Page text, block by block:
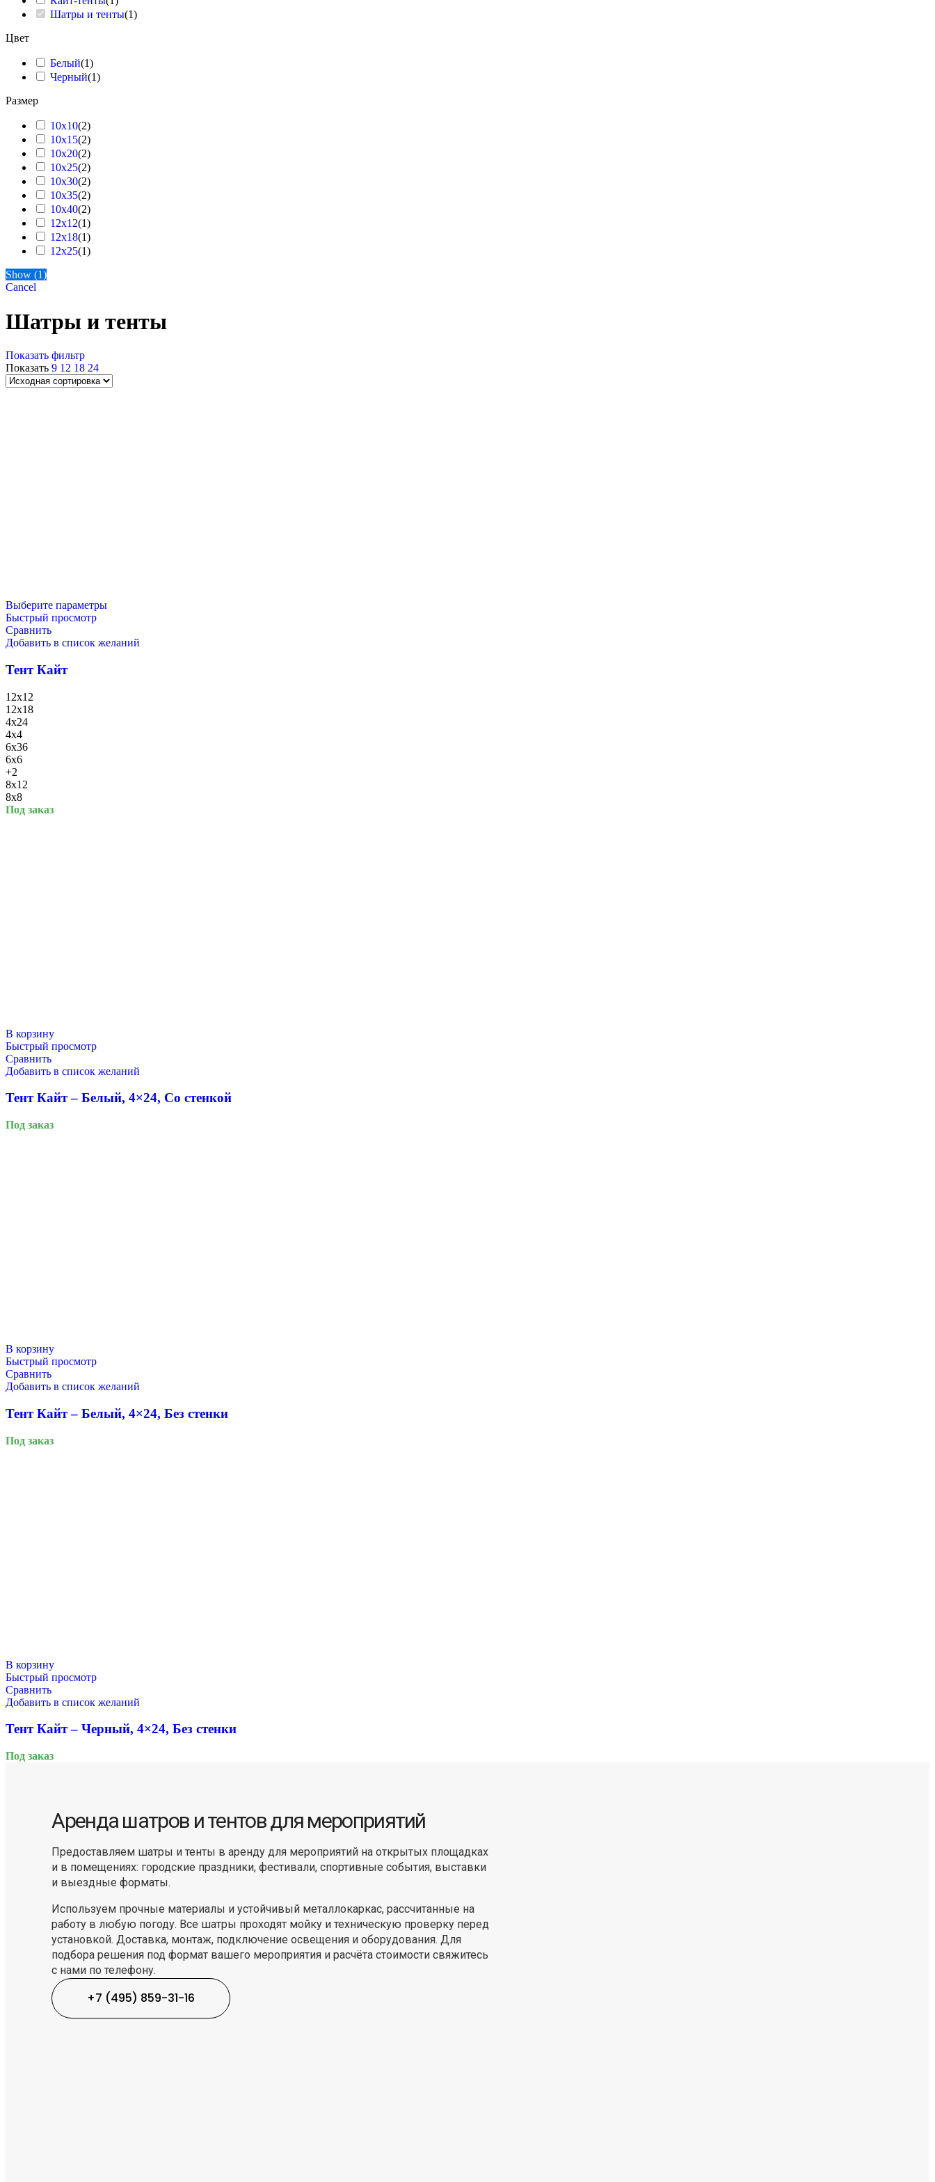
Шатры и тенты(1)
Цвет
Белый(1)
Черный(1)
Размер
10x10(2)
10x15(2)
10x20(2)
10x25(2)
10x30(2)
10x35(2)
10x40(2)
12x12(1)
12x18(1)
12x25(1)
4x4(1)
5x10
6x36(1)
6x6(1)
8x12(1)
Show (1)
Cancel
Шатры и тенты
Показать фильтр
Показать 9 12 18 24
Выберите параметры
Быстрый просмотр
Сравнить
Добавить в список желаний
Тент Кайт
12x12
12x18
4x24
4x4
6x36
6x6
+2
8x12
8x8
Под заказ
В корзину
Быстрый просмотр
Сравнить
Добавить в список желаний
Тент Кайт – Белый, 4×24, Со стенкой
Под заказ
В корзину
Быстрый просмотр
Сравнить
Добавить в список желаний
Тент Кайт – Белый, 4×24, Без стенки
Под заказ
В корзину
Быстрый просмотр
Сравнить
Добавить в список желаний
Тент Кайт – Черный, 4×24, Без стенки
Под заказ
Аренда шатров и тентов для мероприятий
Предоставляем шатры и тенты в аренду для мероприятий на открытых площадках
и в помещениях: городские праздники, фестивали, спортивные события, выставки
и выездные форматы.
Используем прочные материалы и устойчивый металлокаркас, рассчитанные на
работу в любую погоду. Все шатры проходят мойку и техническую проверку перед
установкой. Доставка, монтаж, подключение освещения и оборудования. Для
подбора решения под формат вашего мероприятия и расчёта стоимости свяжитесь
с нами по телефону.
+7 (495) 859-31-16